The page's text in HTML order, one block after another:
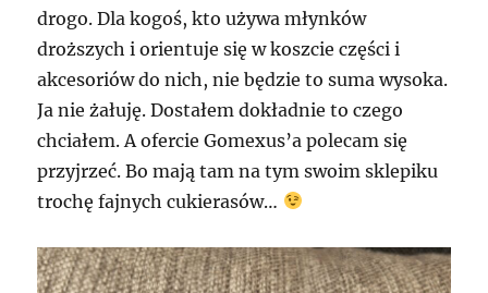
drogo. Dla kogoś, kto używa młynków
droższych i orientuje się w koszcie części i
akcesoriów do nich, nie będzie to suma wysoka.
Ja nie żałuję. Dostałem dokładnie to czego
chciałem. A ofercie Gomexus’a polecam się
przyjrzeć. Bo mają tam na tym swoim sklepiku
trochę fajnych cukierasów…